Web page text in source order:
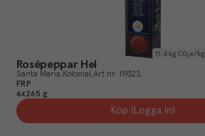
11.4 kg CO₂e/kg
Rosépeppar Hel
Santa Maria Kolonial Art.nr. 119323
FRP
6x265 g
Köp (Logga in)